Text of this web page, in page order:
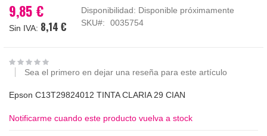
la
galería
9,85 €
8,14 €
Disponibilidad: Disponible próximamente
SKU
0035754
Sea el primero en dejar una reseña para este artículo
Epson C13T29824012 TINTA CLARIA 29 CIAN
Notificarme cuando este producto vuelva a stock